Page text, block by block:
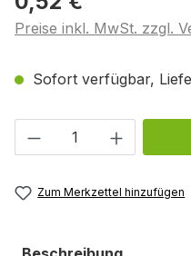
Preise inkl. MwSt. zzgl.
Sofort verfügbar,
Produkt Anzahl:
Zum Merkzettel hinzufügen